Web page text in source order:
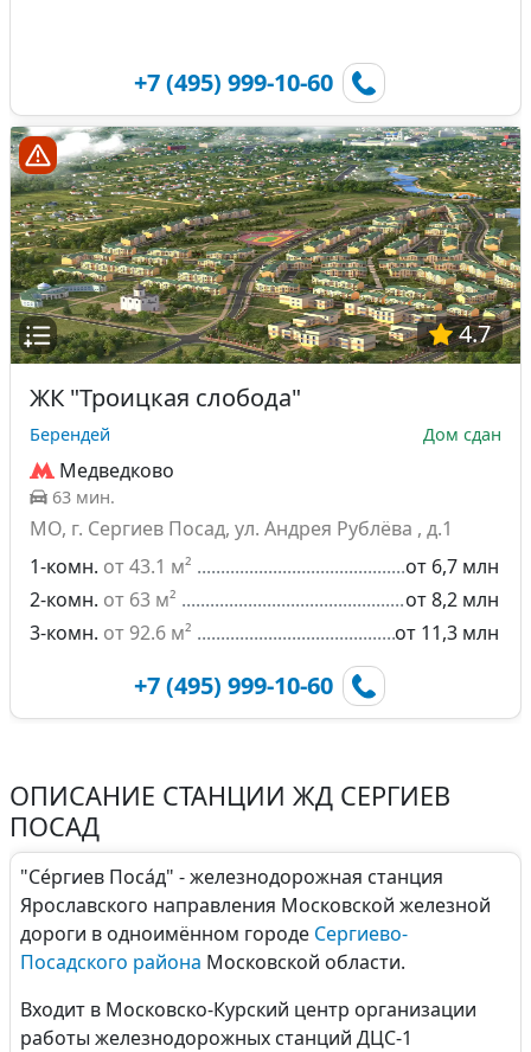
+7 (495) 999-10-60
4.7
ЖК "Троицкая слобода"
Берендей Дом сдан
Медведково
63 мин.
МО, г. Сергиев Посад, ул. Андрея Рублёва , д.1
1-комн. от 43.1 м²
от 6,7 млн
2-комн. от 63 м²
от 8,2 млн
3-комн. от 92.6 м² от 11,3 млн
+7 (495) 999-10-60
ОПИСАНИЕ СТАНЦИИ ЖД СЕРГИЕВ
ПОСАД
"Се́ргиев Поса́д" - железнодорожная станция
Ярославского направления Московской железной
дороги в одноимённом городе Сергиево-
Посадского района Московской области.
Входит в Московско-Курский центр организации
работы железнодорожных станций ДЦС-1